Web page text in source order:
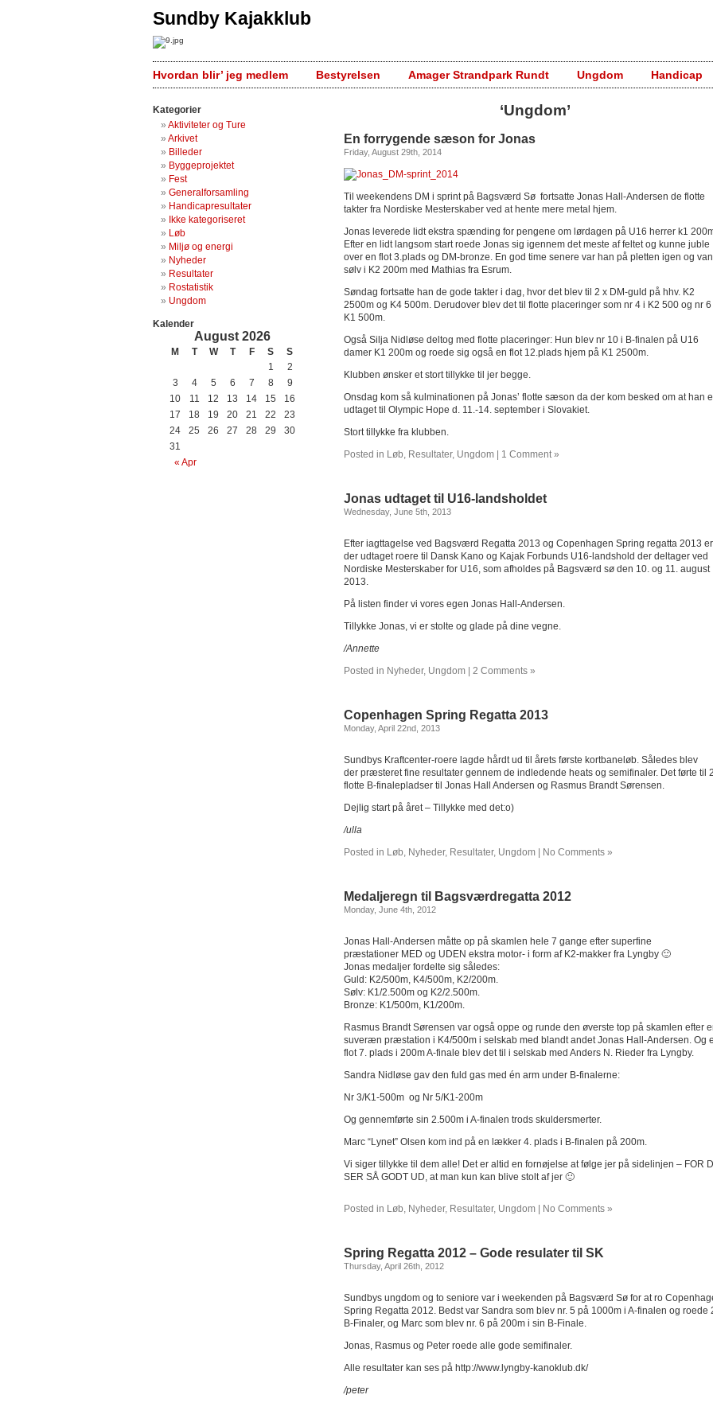
Sundby Kajakklub
Hvordan blir’ jeg medlem Bestyrelsen Amager Strandpark Rundt Ungdom Handicap
Kategorier
Aktiviteter og Ture
Arkivet
Billeder
Byggeprojektet
Fest
Generalforsamling
Handicapresultater
Ikke kategoriseret
Løb
Miljø og energi
Nyheder
Resultater
Rostatistik
Ungdom
Kalender
August 2026
M T W T F S S
« Apr
1
2
3
4 5 6 7 8
9
10
11 12 13 14 15
16
17
18 19 20 21 22
23
24
25 26 27 28 29
30
31
‘Ungdom’
En forrygende sæson for Jonas
Friday, August 29th, 2014
Til weekendens DM i sprint på Bagsværd Sø fortsatte Jonas Hall-Andersen de flotte
takter fra Nordiske Mesterskaber ved at hente mere metal hjem.
Jonas leverede lidt ekstra spænding for pengene om lørdagen på U16 herrer k1
Efter en lidt langsom start roede Jonas sig igennem det meste af feltet og kunne juble
over en flot 3.plads og DM-bronze. En god time senere var han på pletten igen og
sølv i K2 200m med Mathias fra Esrum.
Søndag fortsatte han de gode takter i dag, hvor det blev til 2 x DM-guld på hhv. K2
2500m og K4 500m. Derudover blev det til flotte placeringer som nr 4 i K2 500 og nr 6
K1 500m.
Også Silja Nidløse deltog med flotte placeringer: Hun blev nr 10 i B-finalen på U16
damer K1 200m og roede sig også en flot 12.plads hjem på K1 2500m.
Klubben ønsker et stort tillykke til jer begge.
Onsdag kom så kulminationen på Jonas’ flotte sæson da der kom besked om at han
udtaget til Olympic Hope d. 11.-14. september i Slovakiet.
Stort tillykke fra klubben.
Posted in Løb, Resultater, Ungdom 1 Comment »
Jonas udtaget til U16-landsholdet
Wednesday, June 5th, 2013
Efter iagttagelse ved Bagsværd Regatta 2013 og Copenhagen Spring regatta 2013 er
der udtaget roere til Dansk Kano og Kajak Forbunds U16-landshold der deltager ved
Nordiske Mesterskaber for U16, som afholdes på Bagsværd sø den 10. og 11. august
2013.
På listen finder vi vores egen Jonas Hall-Andersen.
Tillykke Jonas, vi er stolte og glade på dine vegne.
/Annette
Posted in Nyheder, Ungdom 2 Comments »
Copenhagen Spring Regatta 2013
Monday, April 22nd, 2013
Sundbys Kraftcenter-roere lagde hårdt ud til årets første kortbaneløb. Således blev
der præsteret fine resultater gennem de indledende heats og semifinaler. Det førte til 2
flotte B-finalepladser til Jonas Hall Andersen og Rasmus Brandt Sørensen.
Dejlig start på året – Tillykke med det:o)
/ulla
Posted in Løb, Nyheder, Resultater, Ungdom No Comments »
Medaljeregn til Bagsværdregatta 2012
Monday, June 4th, 2012
Jonas Hall-Andersen måtte op på skamlen hele 7 gange efter superfine
præstationer MED og UDEN ekstra motor- i form af K2-makker fra Lyngby 🙂
Jonas medaljer fordelte sig således:
Guld: K2/500m, K4/500m, K2/200m.
Sølv: K1/2.500m og K2/2.500m.
Bronze: K1/500m, K1/200m.
Rasmus Brandt Sørensen var også oppe og runde den øverste top på skamlen efter
suveræn præstation i K4/500m i selskab med blandt andet Jonas Hall-Andersen. Og
flot 7. plads i 200m A-finale blev det til i selskab med Anders N. Rieder fra Lyngby.
Sandra Nidløse gav den fuld gas med én arm under B-finalerne:
Nr 3/K1-500m og Nr 5/K1-200m
Og gennemførte sin 2.500m i A-finalen trods skuldersmerter.
Marc “Lynet” Olsen kom ind på en lækker 4. plads i B-finalen på 200m.
Vi siger tillykke til dem alle! Det er altid en fornøjelse at følge jer på sidelinjen – FOR
SER SÅ GODT UD, at man kun kan blive stolt af jer 🙂
Posted in Løb, Nyheder, Resultater, Ungdom No Comments »
Spring Regatta 2012 – Gode resulater til SK
Thursday, April 26th, 2012
Sundbys ungdom og to seniore var i weekenden på Bagsværd Sø for at ro
Spring Regatta 2012. Bedst var Sandra som blev nr. 5 på 1000m i A-finalen og roede
B-Finaler, og Marc som blev nr. 6 på 200m i sin B-Finale.
Jonas, Rasmus og Peter roede alle gode semifinaler.
Alle resultater kan ses på http://www.lyngby-kanoklub.dk/
/peter